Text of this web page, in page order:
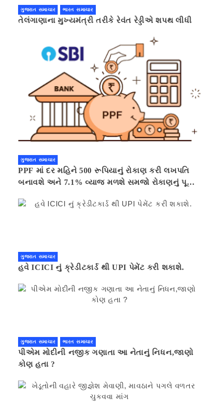
ગુજરાત સમાચાર ભારત સમાચાર
તેલંગાણાના મુખ્યમંત્રી તરીકે રેવંત રેડ્ડીએ શપથ લીધી
ગુજરાત સમાચાર
PPF માં દર મહિને 500 રૂપિયાનું રોકાણ કરી લખપતિ
બનાવશે અને 7.1% વ્યાજ મળશે સમજો રોકાણનું પૂરું
ગુજરાત સમાચાર
હવે ICICI નું ક્રેડીટકાર્ડ થી UPI પેમેંટ કરી શકાશે.
ગુજરાત સમાચાર ભારત સમાચાર
પીએમ મોદીની નજીક ગણાતા આ નેતાનું નિધન,જાણો
કોણ હતા ?